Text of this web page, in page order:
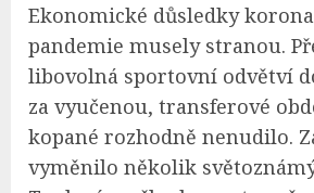
Ekonomické důsledky
pandemie musely stranou.
libovolná sportovní odvětví
za vyučenou, transferové
kopané rozhodně nenudilo.
vyměnilo několik